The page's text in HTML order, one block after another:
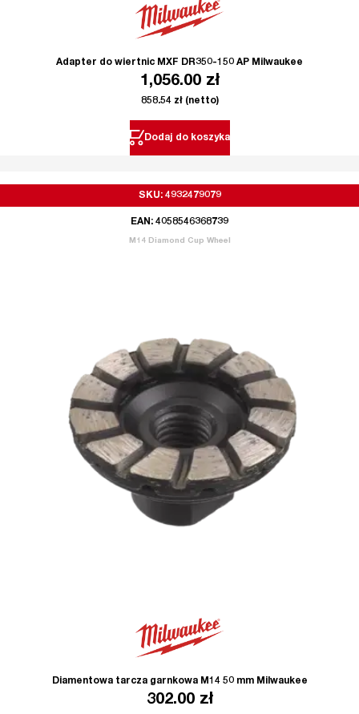
Adapter do wiertnic MXF DR350-150 AP Milwaukee
1,056.00 zł
858.54 zł(netto)
Dodaj do koszyka
SKU: 4932479079
EAN: 4058546368739
M14 Diamond Cup Wheel
Diamentowa tarcza garnkowa M14 50 mm Milwaukee
302.00 zł